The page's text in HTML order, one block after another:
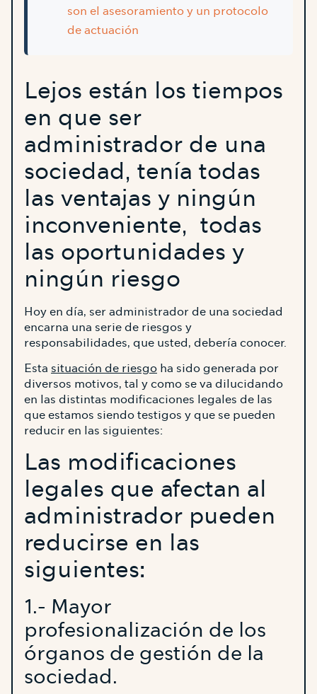
son el asesoramiento y un protocolo
de actuación
Lejos están los tiempos
en que ser
administrador de una
sociedad, tenía todas
las ventajas y ningún
inconveniente, todas
las oportunidades y
ningún riesgo
Hoy en día, ser administrador de una sociedad
encarna una serie de riesgos y
responsabilidades, que usted, debería conocer.
Esta situación de riesgo ha sido generada por
diversos motivos, tal y como se va dilucidando
en las distintas modificaciones legales de las
que estamos siendo testigos y que se pueden
reducir en las siguientes:
Las modificaciones
legales que afectan al
administrador pueden
reducirse en las
siguientes:
1.- Mayor
profesionalización de los
órganos de gestión de la
sociedad.